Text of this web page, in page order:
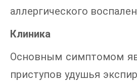
аллергического
Клиника
Основным симптомом
приступов удушья